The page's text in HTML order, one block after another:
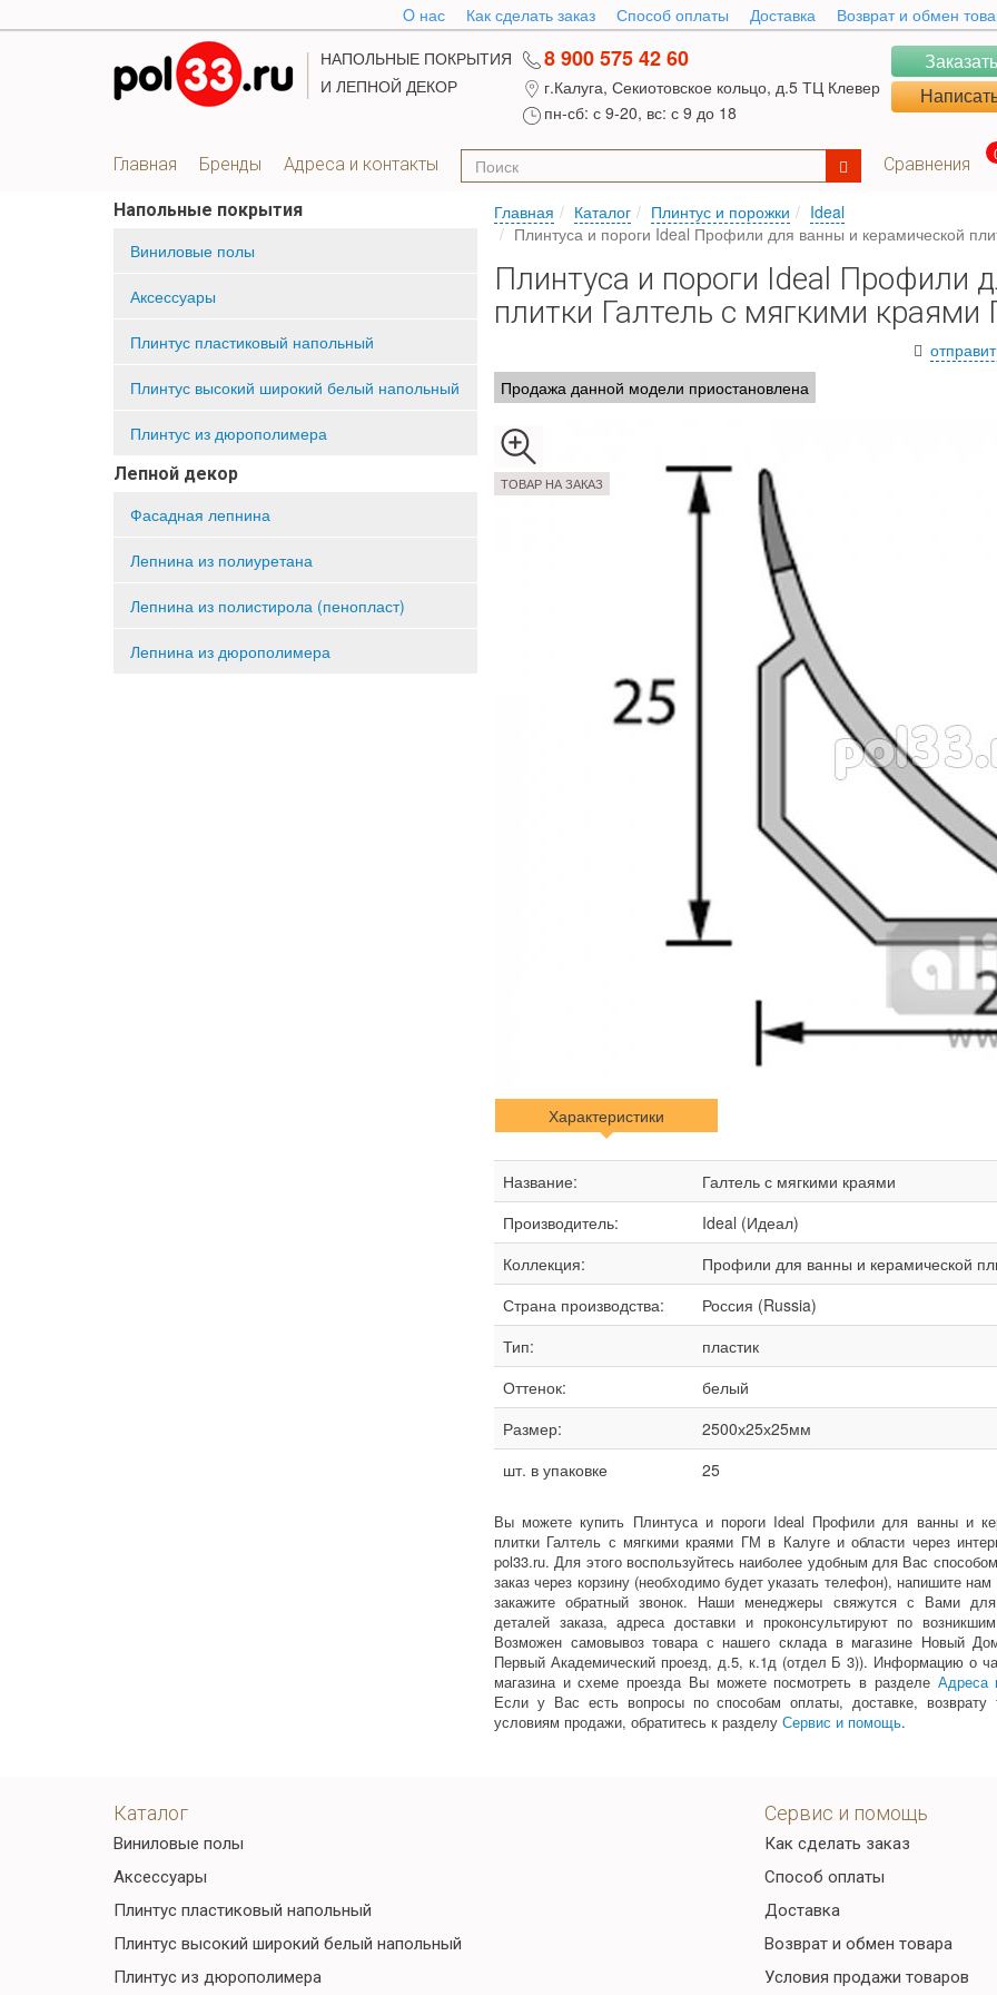
O нас Как сделать заказ Способ оплаты Доставка
Возврат и обмен
НАПОЛЬНЫЕ ПОКРЫТИЯ
И ЛЕПНОЙ ДЕКОР
8 900 575 42 60
г.Калуга, Секиотовское кольцо, д.5 ТЦ Клевер
пн-сб: с 9-20, вс: с 9 до 18
Главная Бренды Адреса и контакты Сравнения
Напольные покрытия
Виниловые полы
Аксессуары
Плинтус пластиковый напольный
Плинтус высокий широкий белый напольный
Плинтус из дюрополимера
Лепной декор
Фасадная лепнина
Лепнина из полиуретана
Лепнина из полистирола (пенопласт)
Лепнина из дюрополимера
Главная Каталог Плинтус и порожки
Ideal
Плинтуса и пороги Ideal Профили для ванны и керамической
Плинтуса и пороги Ideal Профили
плитки Галтель с мягкими
Продажа данной модели приостановлена
ТОВАР НА ЗАКАЗ
Характеристики
Название:
Галтель с мягкими краями
Производитель:
Ideal (Идеал)
Коллекция:
Профили для ванны и керамической
Страна производства:
Россия (Russia)
Тип:
пластик
Оттенок:
белый
Размер:
2500х25х25мм
шт. в упаковке
25
Вы можете купить Плинтуса и пороги Ideal Профили для ванны и
плитки Галтель с мягкими краями ГМ в Калуге и области через
pol33.ru. Для этого воспользуйтесь наиболее удобным для Вас
заказ через корзину (необходимо будет указать телефон), напишите
закажите обратный звонок. Наши менеджеры свяжутся с Вами для
деталей заказа, адреса доставки и проконсультируют по
Возможен самовывоз товара с нашего склада в магазине Новый
Первый Академический проезд, д.5, к.1д (отдел Б 3)). Информацию о
магазина и схеме проезда Вы можете посмотреть в разделе Адреса
Если у Вас есть вопросы по способам оплаты, доставке, возврату
условиям продажи, обратитесь к разделу Сервис и помощь.
Каталог
Виниловые полы
Аксессуары
Плинтус пластиковый напольный
Плинтус высокий широкий белый напольный
Плинтус из дюрополимера
Сервис и помощь
Как сделать заказ
Способ оплаты
Доставка
Возврат и обмен товара
Условия продажи товаров